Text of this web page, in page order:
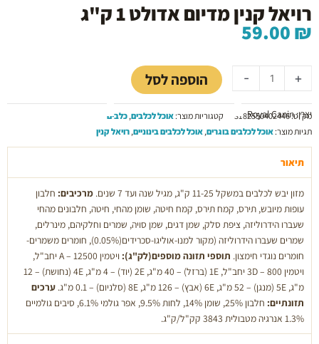
רויאל קנין מדיום אדולט 1 ק"ג
59.00₪
-
של
רויאל
מדיום
אדולט
1
+ הוספה לסל
יצרן: Royal Canin
מק"ט:3182550402446 קטגוריות מוצר:אוכל לכלבים,כלבים
תגיות מוצר:אוכל לכלבים בוגרים,אוכל לכלבים בינוניים,רויאל קנין
תיאור
מזון יבש לכלבים במשקל 11-25 ק"ג, מגיל שנה ועד 7 שנים. מרכיבים: חלבון
עופות מיובש, תירס, קמח תירס, קמח חיטה, שומן מהחי, חיטה, חלבונים מהחי
שעברו הידרוליזה, ציפת סלק, שמן דגים, שמן סויה, שמרים וחלקיהם, מינרלים,
שמרים שעברו הידרוליזה (מקור למנו-אוליגו-סכרידים(0.05%), חומרים משמרים-
חומרים נוגדי חימצון. תוספי תזונה מוספים(לק"ג):
ויטמין A – 12500 יחב"ל,
ויטמין 3D – 800 יחב"ל, 1E (ברזל) – 40 מ"ג, 2E (יוד) – 4 מ"ג, 4E (נחושת) – 12
מ"ג, 5E (מנגן) – 52 מ"ג, 6E (אבץ) – 126 מ"ג, 8E (סלניום) – 0.1 מ"ג.
ערכים
תזונתיים:
חלבון 25%, שומן 14%, לחות 9.5%, אפר גולמי 6.1%, סיבים גולמיים
1.3% אנרגיה מטבולית 3843 קק"ל/ק"ג.